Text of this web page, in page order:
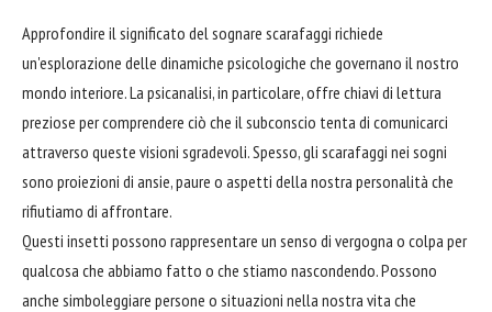
Approfondire il significato del sognare scarafaggi richiede
un'esplorazione delle dinamiche psicologiche che governano il nostro
mondo interiore. La psicanalisi, in particolare, offre chiavi di lettura
preziose per comprendere ciò che il subconscio tenta di comunicarci
attraverso queste visioni sgradevoli. Spesso, gli scarafaggi nei sogni
sono proiezioni di ansie, paure o aspetti della nostra personalità che
rifiutiamo di affrontare.
Questi insetti possono rappresentare un senso di vergogna o colpa per
qualcosa che abbiamo fatto o che stiamo nascondendo. Possono
anche simboleggiare persone o situazioni nella nostra vita che